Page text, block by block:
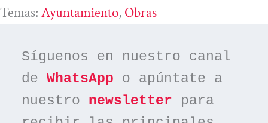
Temas: Ayuntamiento, Obras
Síguenos en nuestro canal
de WhatsApp o apúntate a
nuestro newsletter para